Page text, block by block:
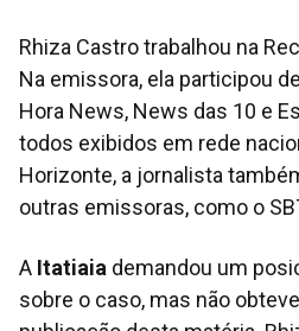
Rhiza Castro trabalhou na
Na emissora, ela participou
Hora News, News das 10 e
todos exibidos em rede
Horizonte, a jornalista
outras emissoras, como o
A Itatiaia demandou um
sobre o caso, mas não